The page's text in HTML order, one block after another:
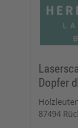
Dopfer
87494